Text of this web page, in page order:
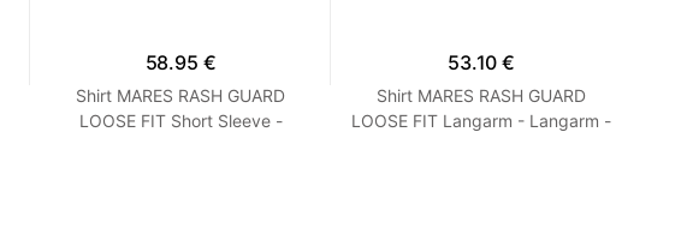
58.95 €
Shirt MARES RASH GUARD
LOOSE FIT Short Sleeve -
53.10 €
Shirt MARES RASH GUARD
LOOSE FIT Langarm - Langarm -